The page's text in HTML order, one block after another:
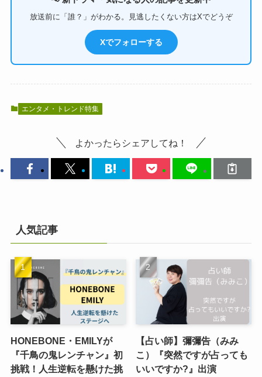
放送前に「誰？」がわかる。見逃したくない方はXでどうぞ
Xでフォローする
エンタメ・トレンド特集
よかったらシェアしてね！
人気記事
HONEBONE・EMILYが
『千鳥の鬼レンチャン』初
挑戦！人生逆転を懸けた挑
【占い師】彌彌告（みみ
こ）『突然ですが占っても
いいですか?』出演